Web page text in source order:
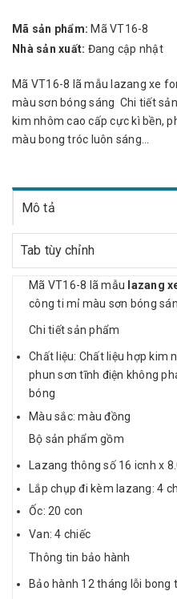
Mã sản phẩm: Mã VT16-8
Nhà sản xuất: Đang cập nhật
Mã VT16-8 lã mẫu lazang xe
màu sơn bóng sáng Chi tiết
kim nhôm cao cấp cực kì bền,
màu bong tróc luôn sáng...
Mô tả
Tab tùy chỉnh
Mã VT16-8 lã mẫu lazang
công ti mỉ màu sơn bóng
Chi tiết sản phẩm
Chất liệu: Chất liệu hợp kim
phun sơn tĩnh điện không
bóng
Màu sắc: màu đồng
Bộ sản phẩm gồm
Lazang thông số 16 icnh x
Lắp chụp đi kèm lazang: 4
Ốc: 20 con
Van: 4 chiếc
Thông tin bảo hành
Bảo hành 12 tháng lỗi bong